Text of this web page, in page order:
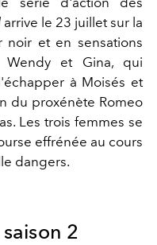
arrive le 23 juillet sur la
noir et en sensations
Wendy et Gina, qui
à Moisés et
du proxénète Romeo
Les trois femmes se
effrénée au cours
dangers.
2